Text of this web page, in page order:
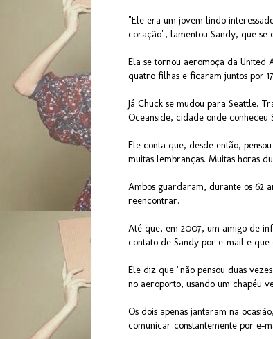
"Ele era um jovem lindo
coração", lamentou Sandy, que se
Ela se tornou aeromoça da United
quatro filhas e ficaram juntos por
Já Chuck se mudou para Seattle.
Oceanside, cidade onde conheceu
Ele conta que, desde então,
muitas lembranças. Muitas horas
Ambos guardaram, durante os 62
reencontrar.
Até que, em 2007, um amigo de
contato de Sandy por e-mail e
Ele diz que "não pensou duas
no aeroporto, usando um chapéu
Os dois apenas jantaram na
comunicar constantemente por e-